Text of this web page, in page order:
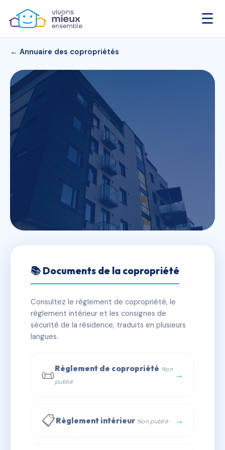
☰
← Annuaire des copropriétés
VILLA ROYALE
✓ Immatriculée 🏠 92 lots 🏗 1 bâtiment(s)
📞 Contacter Syndic Digital
📚 Documents de la copropriété
Consultez le règlement de copropriété, le
règlement intérieur et les consignes de
sécurité de la résidence, traduits en plusieurs
langues.
📜Règlement de copropriété Non
publié
→
📋Règlement intérieur Non publié →